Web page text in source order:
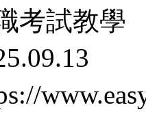
考試教學